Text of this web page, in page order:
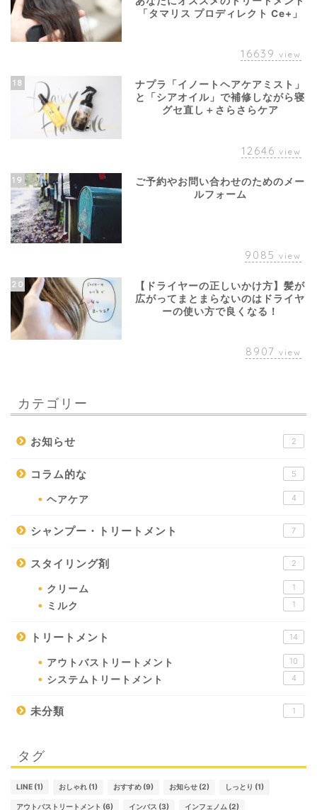
「タマリス プロディレクト Ce+」
16639 view
18
ナプラ「イノートヘアケアミスト」
と「シアオイル」で補修しながら寝
グセ直し＋さらさらケア
12646 view
19
ご予約やお問い合わせのためのメー
ルフォーム
9085 view
20
【ドライヤーの正しいかけ方】髪が
広がってまとまらないのはドライヤ
ーの使い方で良くなる！
8907 view
カテゴリー
お知らせ 2
コラム的な 5
ヘアケア 4
シャンプー・トリートメント 7
スタイリング剤 2
クリーム 1
ミルク 1
トリートメント 14
アウトバストリートメント 10
システムトリートメント 4
未分類 1
タグ
LINE (1) おしゃれ (1) おすすめ (9) お知らせ (2) しっとり (1)
アウトバストリートメント (6) インバス (3) インフェノム (2)